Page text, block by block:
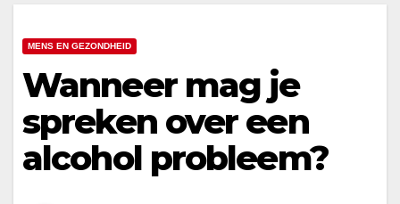
MENS EN GEZONDHEID
Wanneer mag je
spreken over een
alcohol probleem?